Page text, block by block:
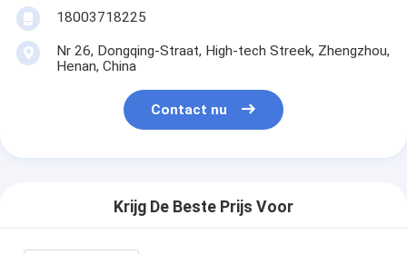
18003718225
Nr 26, Dongqing-Straat, High-tech Streek, Zhengzhou,
Henan, China
Contact nu
Krijg De Beste Prijs Voor